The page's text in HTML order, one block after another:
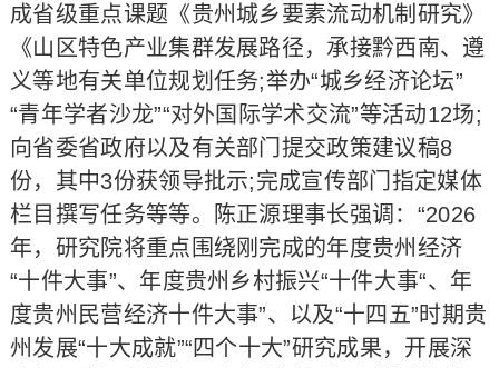
成省级重点课题《贵州城乡要素流动机制研究》
《山区特色产业集群发展路径，承接黔西南、遵
义等地有关单位规划任务;举办“城乡经济论坛”
“青年学者沙龙”“对外国际学术交流”等活动12场;
向省委省政府以及有关部门提交政策建议稿8
份，其中3份获领导批示;完成宣传部门指定媒体
栏目撰写任务等等。陈正源理事长强调：“2026
年，研究院将重点围绕刚完成的年度贵州经济
“十件大事”、年度贵州乡村振兴“十件大事“、年
度贵州民营经济十件大事”、以及“十四五”时期贵
州发展“十大成就”“四个十大”研究成果，开展深